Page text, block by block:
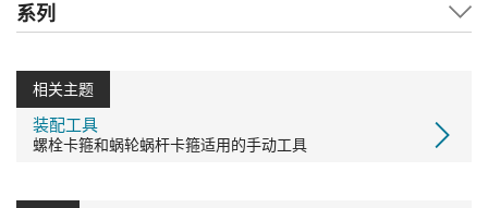
系列
相关主题
装配工具
螺栓卡箍和蜗轮蜗杆卡箍适用的手动工具